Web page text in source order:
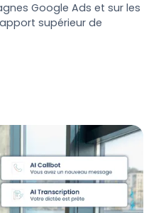
Google Ads et sur les
supérieur de